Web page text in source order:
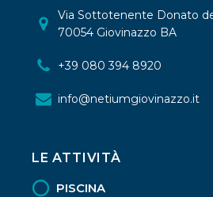
Via Sottotenente Donato
70054 Giovinazzo BA
+39 080 394 8920
info@netiumgiovinazzo.it
LE ATTIVITÀ
PISCINA